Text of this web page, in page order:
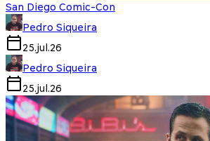
San Diego Comic-Con
Pedro Siqueira
25.jul.26
Pedro Siqueira
25.jul.26